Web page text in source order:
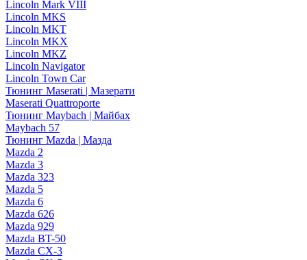
Lincoln Mark VIII
Lincoln MKS
Lincoln MKT
Lincoln MKX
Lincoln MKZ
Lincoln Navigator
Lincoln Town Car
Тюнинг Maserati | Мазерати
Maserati Quattroporte
Тюнинг Maybach | Майбах
Maybach 57
Тюнинг Mazda | Мазда
Mazda 2
Mazda 3
Mazda 323
Mazda 5
Mazda 6
Mazda 626
Mazda 929
Mazda BT-50
Mazda CX-3